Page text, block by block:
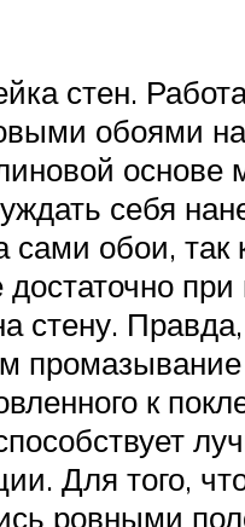
стен.
обоями на
основе
себя
сами обои, так
достаточно
стену.
промазывание
к
Для того,
ровными